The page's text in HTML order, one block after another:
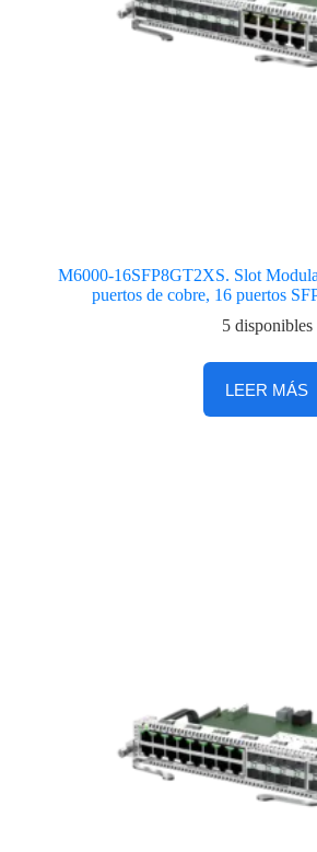
M6000-16SFP8GT2XS. Slot
puertos de cobre, 16 puertos
5 disponibles
LEER MÁS